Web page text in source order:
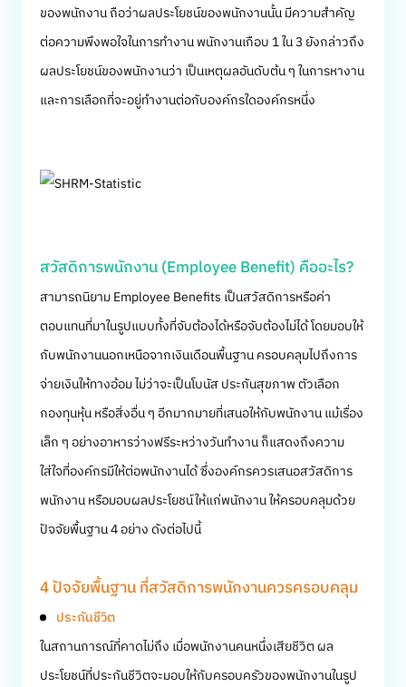
ของพนักงาน ถือว่าผลประโยชน์ของพนักงานนั้น มีความสำคัญ
ต่อความพึงพอใจในการทำงาน พนักงานเกือบ 1 ใน 3 ยังกล่าวถึง
ผลประโยชน์ของพนักงานว่า เป็นเหตุผลอันดับต้น ๆ ในการหางาน
และการเลือกที่จะอยู่ทำงานต่อกับองค์กรใดองค์กรหนึ่ง
สวัสดิการพนักงาน (Employee Benefit) คืออะไร?
สามารถนิยาม Employee Benefits เป็นสวัสดิการหรือค่า
ตอบแทนที่มาในรูปแบบทั้งที่จับต้องได้หรือจับต้องไม่ได้ โดยมอบให้
กับพนักงานนอกเหนือจากเงินเดือนพื้นฐาน ครอบคลุมไปถึงการ
จ่ายเงินให้ทางอ้อม ไม่ว่าจะเป็นโบนัส ประกันสุขภาพ ตัวเลือก
กองทุนหุ้น หรือสิ่งอื่น ๆ อีกมากมายที่เสนอให้กับพนักงาน แม้เรื่อง
เล็ก ๆ อย่างอาหารว่างฟรีระหว่างวันทำงาน ก็แสดงถึงความ
ใส่ใจที่องค์กรมีให้ต่อพนักงานได้ ซึ่งองค์กรควรเสนอสวัสดิการ
พนักงาน หรือมอบผลประโยชน์ให้แก่พนักงาน ให้ครอบคลุมด้วย
ปัจจัยพื้นฐาน 4 อย่าง ดังต่อไปนี้
4 ปัจจัยพื้นฐาน ที่สวัสดิการพนักงานควรครอบคลุม
ประกันชีวิต
ในสถานการณ์ที่คาดไม่ถึง เมื่อพนักงานคนหนึ่งเสียชีวิต ผล
ประโยชน์ที่ประกันชีวิตจะมอบให้กับครอบครัวของพนักงานในรูป